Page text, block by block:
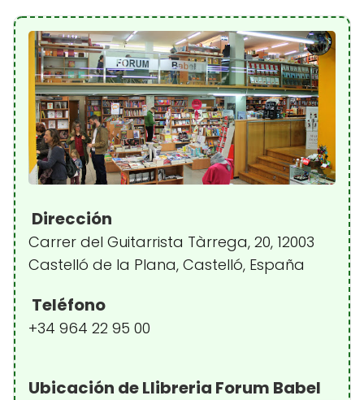
Dirección
Carrer del Guitarrista Tàrrega, 20, 12003
Castelló de la Plana, Castelló, España
Teléfono
+34 964 22 95 00
Ubicación de Llibreria Forum Babel